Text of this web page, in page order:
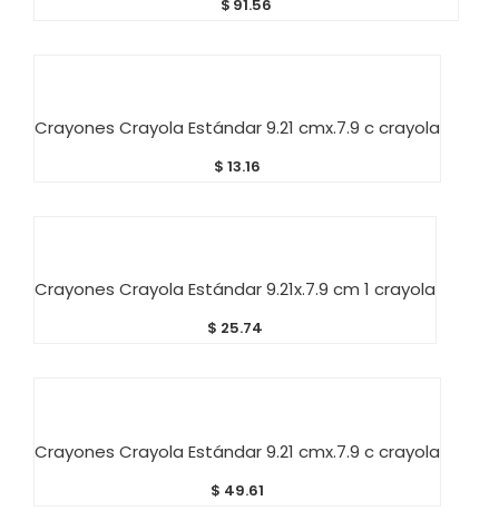
$ 91.56
Crayones Crayola Estándar 9.21 cmx.7.9 c crayola
$ 13.16
Crayones Crayola Estándar 9.21x.7.9 cm 1 crayola
$ 25.74
Crayones Crayola Estándar 9.21 cmx.7.9 c crayola
$ 49.61